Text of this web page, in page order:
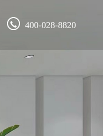
400-028-8820